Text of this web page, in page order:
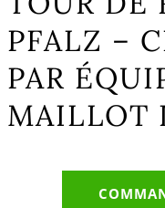
PFALZ –
PAR
MAILLOT